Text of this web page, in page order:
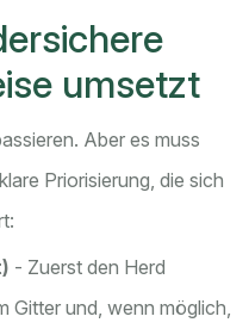
umsetzt
Aber es muss
Priorisierung, die sich
- Zuerst den Herd
Gitter und, wenn möglich,